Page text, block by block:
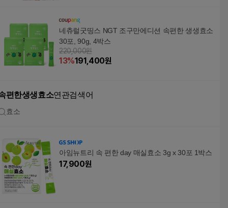
네츄럴굿띵스 NGT 조구만에디션 속편한 생생효소
30포, 90g, 4박스
220,000원
13%191,400원
편한생생효소연관검색어
효소
아임뉴트리 속 편한 day 매실효소 3g x 30포 1박스
17,900원